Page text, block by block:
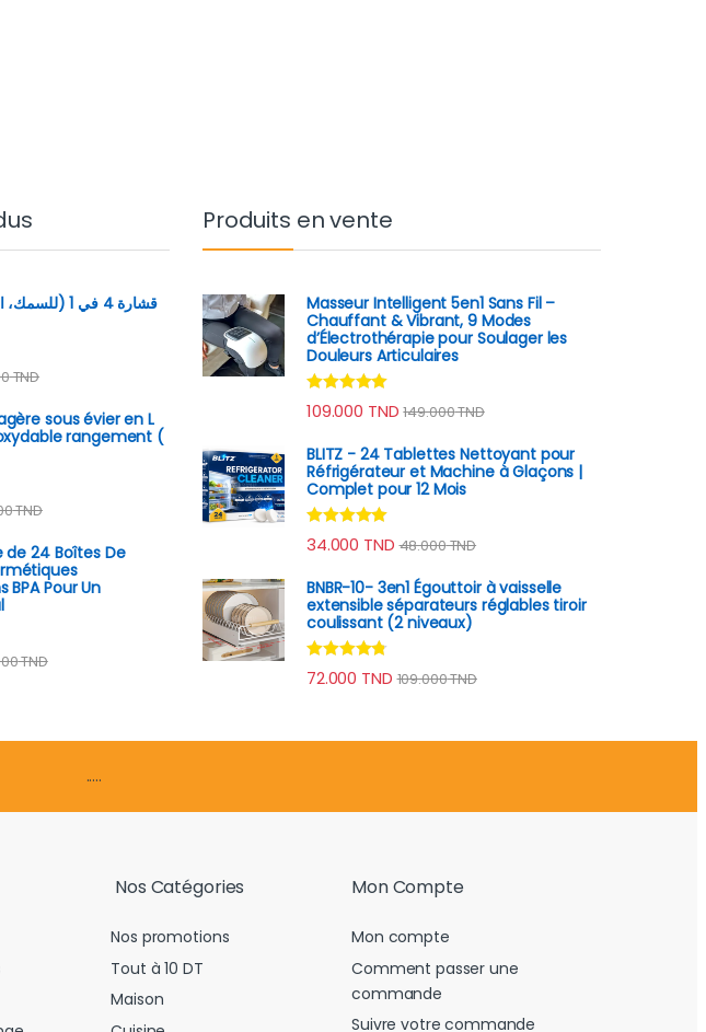
TND
sous évier en L
rangement (
TND
de 24 Boîtes De
BPA Pour Un
TND
Produits en vente
Masseur Intelligent 5en1 Sans Fil –
Chauffant & Vibrant, 9 Modes
d’Électrothérapie pour Soulager les
Douleurs Articulaires
Note4.78
sur 5
109.000 TND 149.000TND
BLITZ - 24 Tablettes Nettoyant pour
Réfrigérateur et Machine à Glaçons |
Complet pour 12 Mois
Note4.80
sur 5
34.000 TND 48.000TND
BNBR-10- 3en1 Égouttoir à vaisselle
extensible séparateurs réglables tiroir
coulissant (2 niveaux)
Note4.62
sur 5
72.000 TND 109.000TND
.....
Nos Catégories
Nos promotions
Tout à 10 DT
Maison
Mon Compte
Mon compte
Comment passer une
commande
Suivre votre commande